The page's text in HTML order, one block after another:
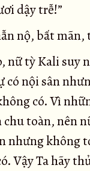
dậy trễ!”
nộ, bất
nữ tỳ Kali suy
có nội sân
có. Vì
toàn, nên
nhưng không
Vậy Ta hãy